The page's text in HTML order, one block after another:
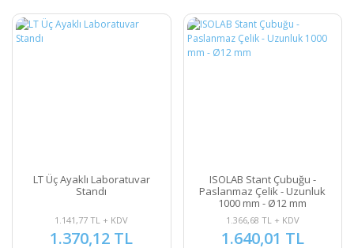
LT Üç Ayaklı Laboratuvar
Standı
1.141,77 TL + KDV
1.370,12 TL
ISOLAB Stant Çubuğu -
Paslanmaz Çelik - Uzunluk
1000 mm - Ø12 mm
1.366,68 TL + KDV
1.640,01 TL